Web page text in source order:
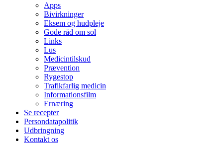
Apps
Bivirkninger
Eksem og hudpleje
Gode råd om sol
Links
Lus
Medicintilskud
Prævention
Rygestop
Trafikfarlig medicin
Informationsfilm
Ernæring
Se recepter
Persondatapolitik
Udbringning
Kontakt os